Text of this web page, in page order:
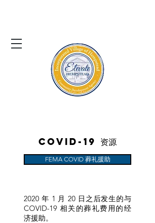
COVID-19 资源
FEMA COVID 葬礼援助
2020 年 1 月 20 日之后发生的与
COVID-19 相关的葬礼费用的经
济援助。